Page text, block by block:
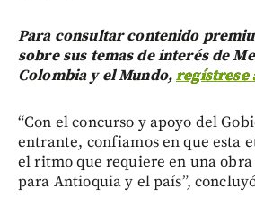
Para consultar contenido
sobre sus temas de interés de
Colombia y el Mundo,regístrese
“Con el concurso y apoyo del
entrante, confiamos en que esta
el ritmo que requiere en una
para Antioquia y el país”,